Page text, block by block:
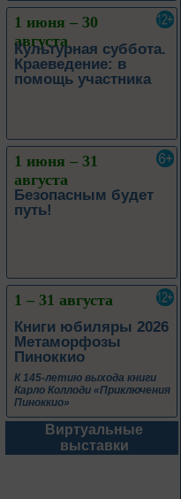
1 июня – 30
августа
Культурная суббота.
Краеведение: в
помощь участника
1 июня – 31
августа
Безопасным будет
путь!
1 – 31 августа
Книги юбиляры 2026
Метаморфозы
Пиноккио
К 145-летию выхода книги
Карло Коллоди «Приключения
Пиноккио»
1 – 31 августа
Виртуальные
выставки